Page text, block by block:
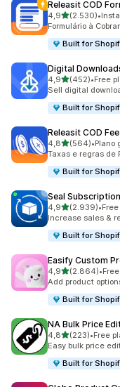
Releasit COD
4,9de 5 estrelas
(2.530)
2530 total de•
Formulário à
Built for
Digital
4,9de 5 estrelas
(452)
452 total de•Free
Sell digital
Built for
Releasit COD
4,8de 5 estrelas
(564)
564 total de•Plano
Taxas e regras de
Built for
Seal
4,9de 5 estrelas
(2.939)
2939 total de•
Increase sales &
Built for
Easify Custom
4,9de 5 estrelas
(2.864)
2864 total de•
Add product
Built for
NA Bulk Price
4,8de 5 estrelas
(223)
223 total de•Free
Easy bulk price
Built for